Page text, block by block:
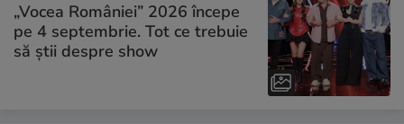
„Vocea României” 2026 începe
pe 4 septembrie. Tot ce trebuie
să știi despre show